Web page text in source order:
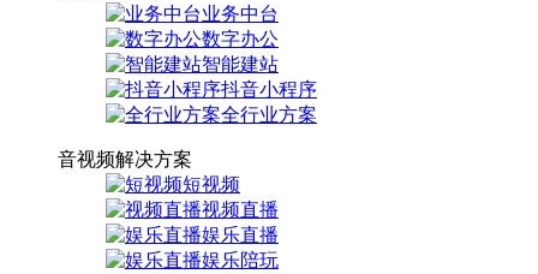
业务中台
数字办公
智能建站
抖音小程序
全行业方案
音视频解决方案
短视频
视频直播
娱乐直播
娱乐陪玩